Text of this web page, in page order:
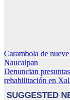
Navegación
de
entradas
Carambola de
Naucalpan
Denuncian
rehabilitación en